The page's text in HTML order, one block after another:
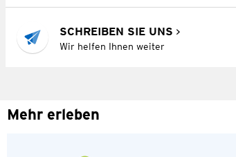
SCHREIBEN SIE UNS
Wir helfen Ihnen weiter
Mehr erleben